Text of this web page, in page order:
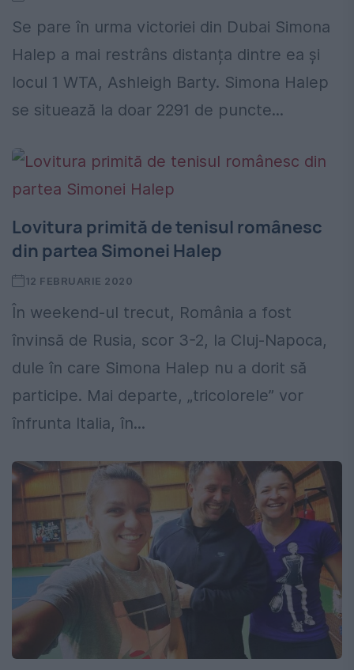
Se pare în urma victoriei din Dubai Simona
Halep a mai restrâns distanța dintre ea și
locul 1 WTA, Ashleigh Barty. Simona Halep
se situează la doar 2291 de puncte...
Lovitura primită de tenisul românesc
din partea Simonei Halep
12 FEBRUARIE 2020
În weekend-ul trecut, România a fost
învinsă de Rusia, scor 3-2, la Cluj-Napoca,
dule în care Simona Halep nu a dorit să
participe. Mai departe, „tricolorele” vor
înfrunta Italia, în...